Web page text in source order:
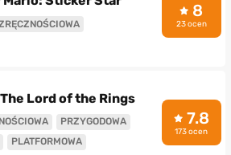
8
23 ocen
The Lord of the Rings
PRZYGODOWA
PLATFORMOWA
7.8
173 ocen